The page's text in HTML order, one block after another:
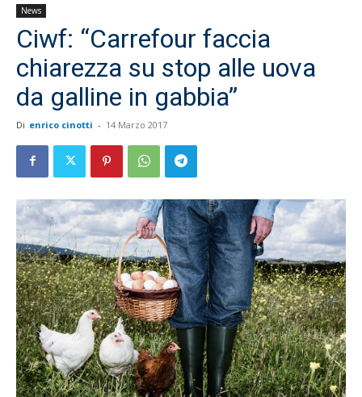
News
Ciwf: “Carrefour faccia
chiarezza su stop alle uova
da galline in gabbia”
Di enrico cinotti - 14 Marzo 2017